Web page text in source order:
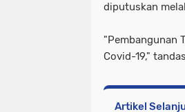
diputuskan
"Pembangunan
Covid-19,"
Artikel